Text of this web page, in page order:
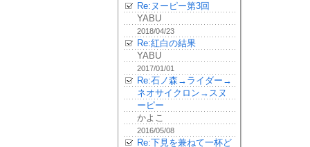
Re:ヌーピー第3回
YABU
2018/04/23
Re:紅白の結果
YABU
2017/01/01
Re:石ノ森→ライダー→
ネオサイクロン→スヌ
ーピー
かよこ
2016/05/08
Re:下見を兼ねて一杯ど